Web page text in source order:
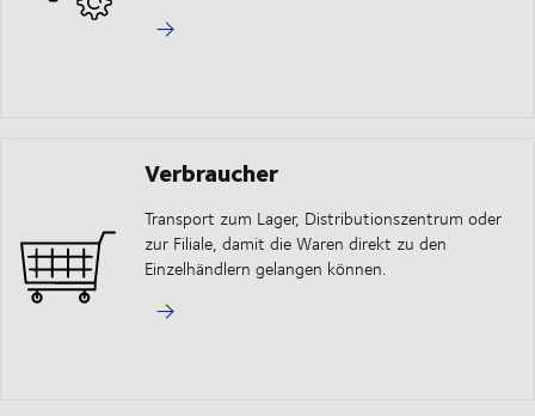
Verbraucher
Transport zum Lager, Distributionszentrum oder
zur Filiale, damit die Waren direkt zu den
Einzelhändlern gelangen können.